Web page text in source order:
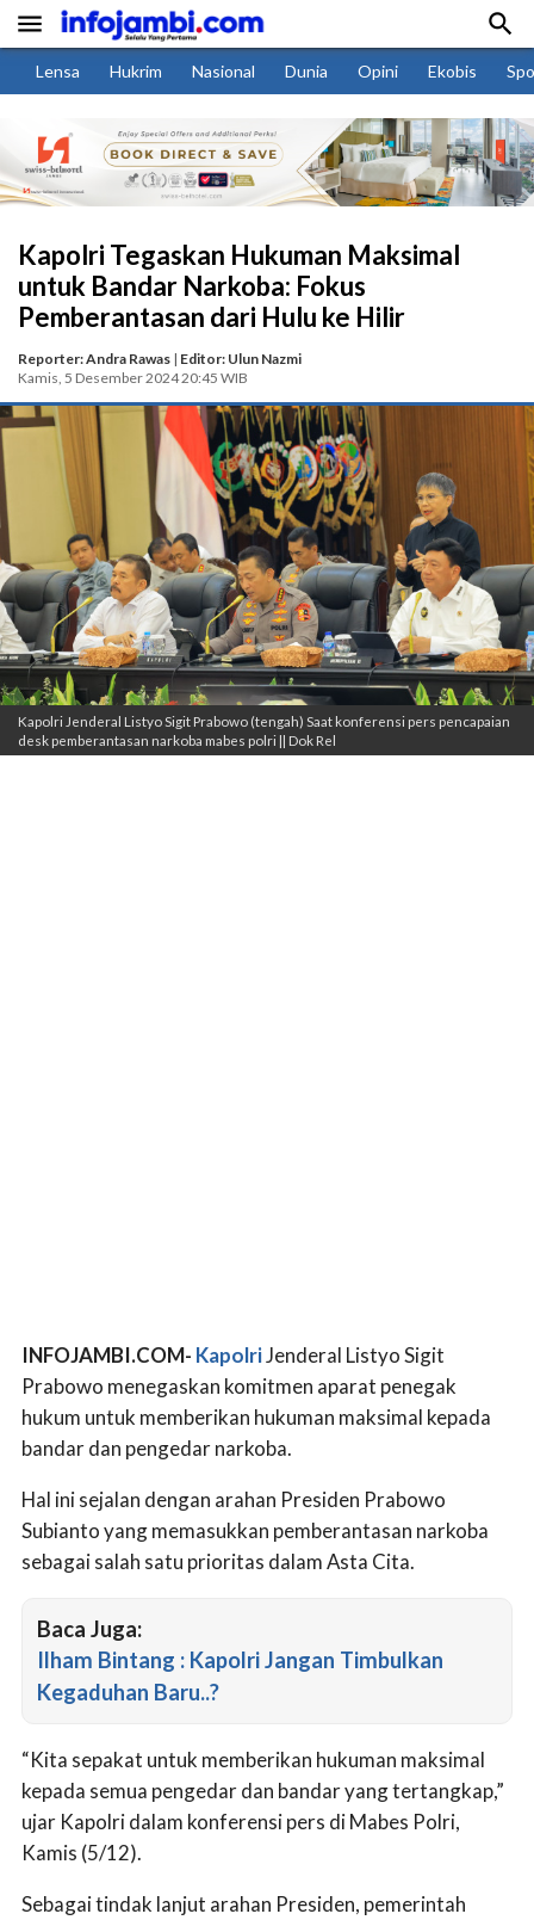
 
Lensa Hukrim Nasional Dunia Opini Ekobis
Kapolri Tegaskan Hukuman Maksimal
untuk Bandar Narkoba: Fokus
Pemberantasan dari Hulu ke Hilir
Reporter: Andra Rawas | Editor: Ulun Nazmi
Kamis, 5 Desember 2024 20:45 WIB
Kapolri Jenderal Listyo Sigit Prabowo (tengah) Saat konferensi pers pencapaian
desk pemberantasan narkoba mabes polri || Dok Rel
INFOJAMBI.COM- KapolriJenderal Listyo Sigit
Prabowo menegaskan komitmen aparat penegak
hukum untuk memberikan hukuman maksimal kepada
bandar dan pengedar narkoba.
Hal ini sejalan dengan arahan Presiden Prabowo
Subianto yang memasukkan pemberantasan narkoba
sebagai salah satu prioritas dalam Asta Cita.
Baca Juga:
Ilham Bintang : Kapolri Jangan Timbulkan
Kegaduhan Baru..?
“Kita sepakat untuk memberikan hukuman maksimal
kepada semua pengedar dan bandar yang tertangkap,”
ujar Kapolri dalam konferensi pers di Mabes Polri,
Kamis (5/12).
Sebagai tindak lanjut arahan Presiden, pemerintah